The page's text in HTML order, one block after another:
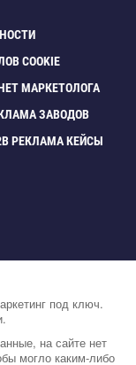
COOKIE
МАРКЕТОЛОГА
ЗАВОДО
РЕКЛАМА КЕЙСЫ
под ключ.
на сайте нет
могло каким-либо